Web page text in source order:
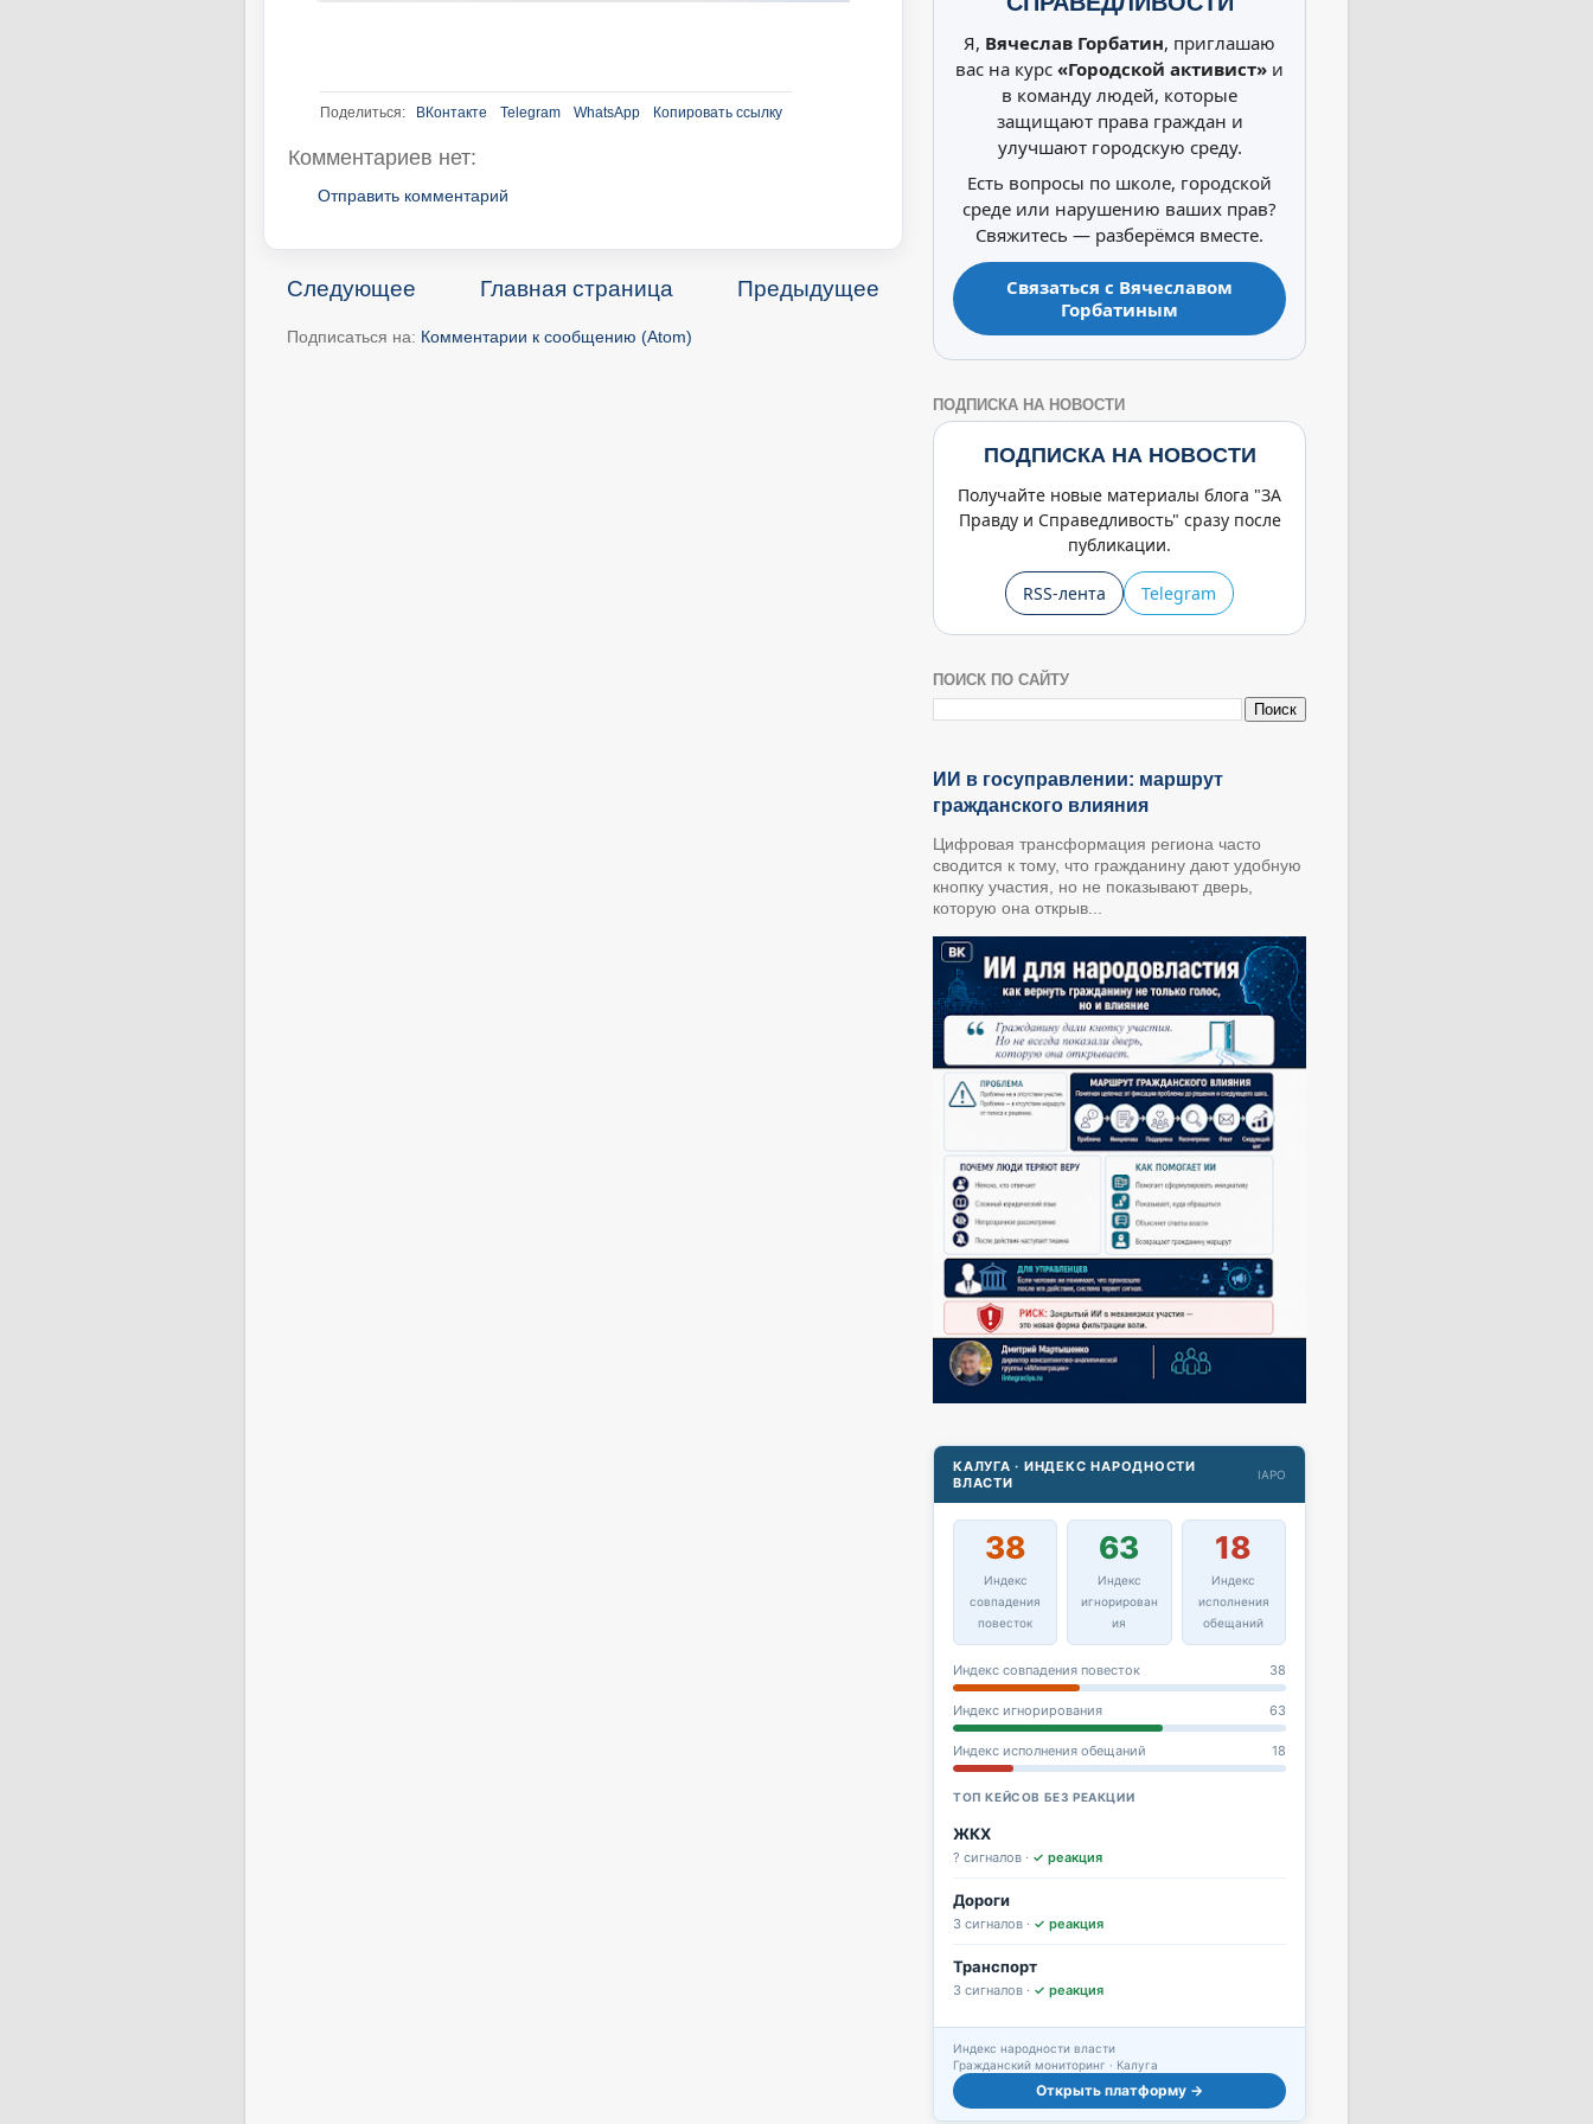
Поделиться: ВКонтакте Telegram WhatsApp Копировать ссылку
Комментариев нет:
Отправить комментарий
Следующее Предыдущее
Главная страница
Подписаться на: Комментарии к сообщению (Atom)
Я, Вячеслав Горбатин, приглашаю
вас на курс «Городской активист» и
в команду людей, которые
защищают права граждан и
улучшают городскую среду.
Есть вопросы по школе, городской
среде или нарушению ваших прав?
Свяжитесь — разберёмся вместе.
Связаться с Вячеславом
Горбатиным
ПОДПИСКА НА НОВОСТИ
ПОДПИСКА НА НОВОСТИ
Получайте новые материалы блога "ЗА
Правду и Справедливость" сразу после
публикации.
RSS-лента Telegram
ПОИСК ПО САЙТУ
ИИ в госуправлении: маршрут
гражданского влияния
Цифровая трансформация региона часто
сводится к тому, что гражданину дают удобную
кнопку участия, но не показывают дверь,
которую она открыв...
КАЛУГА · ИНДЕКС НАРОДНОСТИ
ВЛАСТИ
IAPO
38
Индекс
совпадения
повесток
63
Индекс
игнорирован
ия
18
Индекс
исполнения
обещаний
Индекс совпадения повесток 38
Индекс игнорирования 63
Индекс исполнения обещаний 18
ТОП КЕЙСОВ БЕЗ РЕАКЦИИ
ЖКХ
? сигналов · ✓ реакция
Дороги
3 сигналов · ✓ реакция
Транспорт
3 сигналов · ✓ реакция
Индекс народности власти
Гражданский мониторинг · Калуга
Открыть платформу →